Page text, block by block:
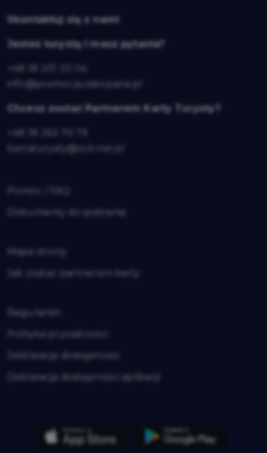
Skontaktuj się z nami
Jesteś turystą i masz pytania?
info@promocja.zakopane.pl
Chcesz zostać Partnerem Karty Turysty?
kartaturysty@zck.net.pl
Dokumenty do pobrania
Mapa strony
Jak zostać partnerem karty
Regulamin
Polityka prywatności
Deklaracja dostępności
Deklaracja dostępności aplikacji